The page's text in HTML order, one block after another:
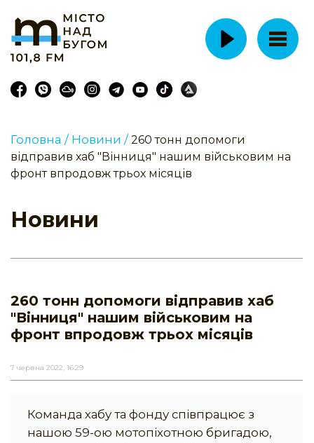
Головна / Новини / 260 тонн допомоги
відправив хаб "Вінниця" нашим військовим на
фронт впродовж трьох місяців
Новини
260 тонн допомоги відправив хаб
"Вінниця" нашим військовим на
фронт впродовж трьох місяців
7 червня 2022, 16:29
Команда хабу та фонду співпрацює з
нашою 59-ою мотопіхотною бригадою,